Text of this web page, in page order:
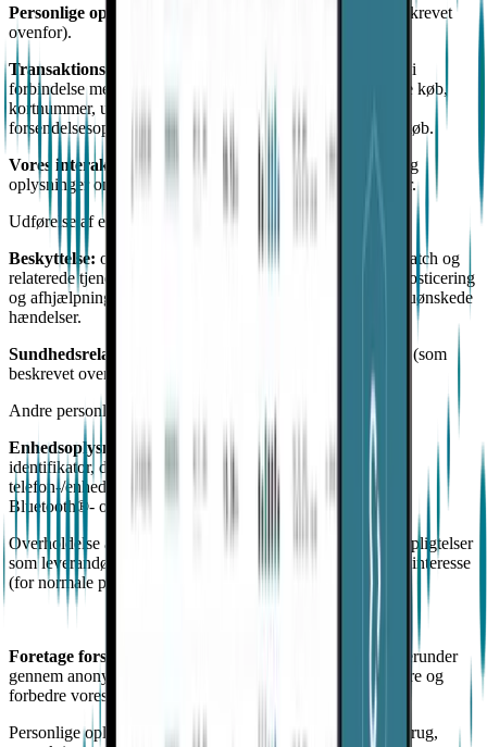
Personlige oplysninger
(som beskrevet
ovenfor).
Transaktionsoplysninger
, der vedrører køb og betalinger i
forbindelse med tjenesterne, herunder en oversigt over dine køb,
kortnummer, udløbsdato, faktureringsadresse,
forsendelsesoplysninger og oplysninger om dine tidligere køb.
Vores interaktioner med dig,
herunder kommunikation og
oplysninger om din brug af tjenesterne og dine præferencer.
Udførelse af en kontrakt med dig
Beskyttelse: overvågning og vurdering af EmbracePlus Watch og
relaterede tjenesters ydeevne og sikkerhed, herunder diagnosticering
og afhjælpning, og vurdering og reaktion på rapporter om uønskede
hændelser.
Sundhedsrelaterede oplysninger
(som
beskrevet ovenfor).
Andre personlige data i rapporter om uønskede hændelser.
Enhedsoplysninger
, herunder IP-adresse, EmbracePlus-
identifikator, datoer og tidspunkter for adgang til appen,
telefon-/enhedstype samt softwareversion, operativsystem,
Bluetooth®- og WiFi-indstillinger (On/Off).
Overholdelse af vores juridiske og lovgivningsmæssige forpligtelser
som leverandør af medicinsk udstyr og/eller vores legitime interesse
(for normale persondata).
Foretage forskning og analyse vedrørende tjenesterne
herunder
gennem anonymisering af personoplysninger, for at evaluere og
forbedre vores tjenester og forretningsdrift.
Personlige oplysninger, enhedsoplysninger, aktiviteter og brug,